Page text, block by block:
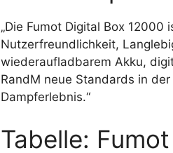
„Die Fumot Digital Box
Nutzerfreundlichkeit,
wiederaufladbarem Akku,
RandM neue Standards in
Dampferlebnis.“
Tabelle: